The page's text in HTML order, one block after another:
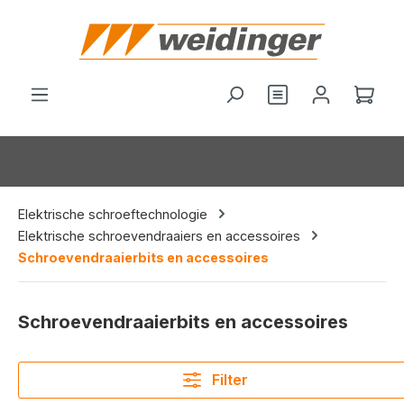
Je hebt 0 items
Elektrische schroeftechnologie
Elektrische schroevendraaiers en accessoires
Schroevendraaierbits en accessoires
Schroevendraaierbits en accessoires
Filter